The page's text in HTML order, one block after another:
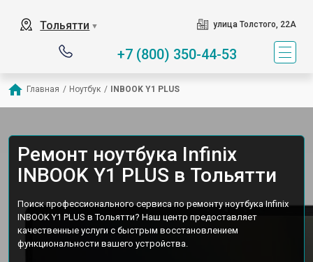
Тольятти ▼ улица Толстого, 22А
+7 (800) 350-44-53
Главная / Ноутбук / INBOOK Y1 PLUS
Ремонт ноутбука Infinix
INBOOK Y1 PLUS в Тольятти
Поиск профессионального сервиса по ремонту ноутбука Infinix
INBOOK Y1 PLUS в Тольятти? Наш центр предоставляет
качественные услуги с быстрым восстановлением
функциональности вашего устройства.